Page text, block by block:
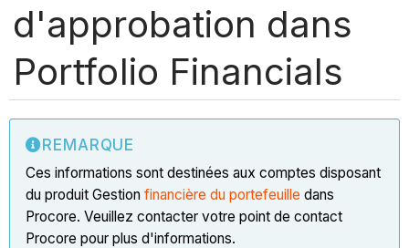
d'approbation dans
Portfolio Financials
REMARQUE
Ces informations sont destinées aux comptes disposant
du produit Gestionfinancière du portefeuille dans
Procore. Veuillez contacter votre point de contact
Procore pour plus d'informations.